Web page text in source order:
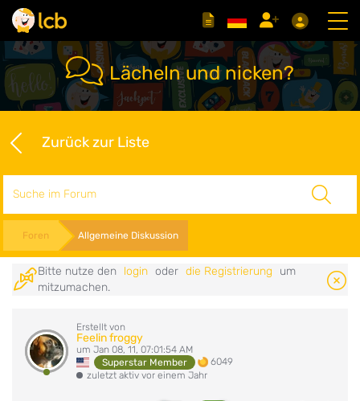
Lächeln und nicken?
Zurück zur Liste
Foren Allgemeine Diskussion
Bitte nutze den login oder die Registrierung
um
mitzumachen.
Erstellt von
Feelin froggy
um Jan 08, 11, 07:01:54 AM
Superstar Member
6049
zuletzt aktiv vor einem Jahr